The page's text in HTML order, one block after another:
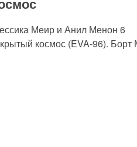
Меир и Анил Менон 6
космос (EVA-96).